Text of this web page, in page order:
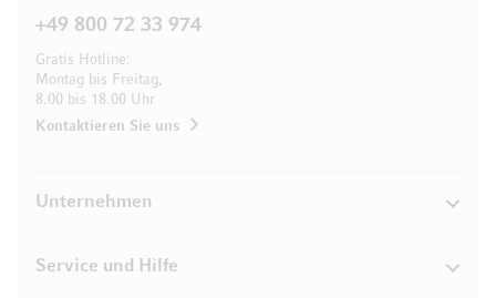
+49 800 72 33 974
Gratis Hotline:
Montag bis Freitag,
8.00 bis 18.00 Uhr
Kontaktieren Sie uns
Unternehmen
Service und Hilfe